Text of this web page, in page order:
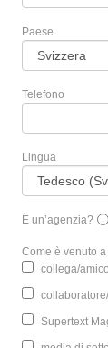
Paese
Telefono
Lingua
È un’agenzia?
Come è venuto
collega/
Supertext